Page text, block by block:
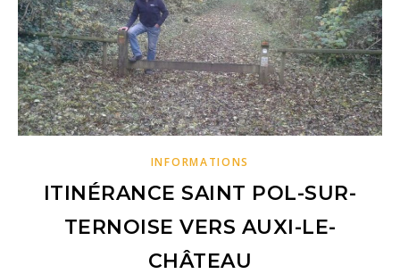
INFORMATIONS
ITINÉRANCE SAINT POL-SUR-
TERNOISE VERS AUXI-LE-
CHÂTEAU